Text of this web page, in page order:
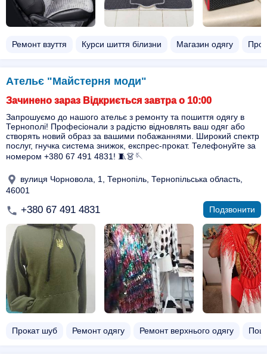
Ремонт взуття Курси шиття білизни Магазин одягу
Ательє "Майстерня моди"
Зачинено зараз Відкриється завтра о 10:00
Запрошуємо до нашого ательє з ремонту та пошиття одягу в
Тернополі! Професіонали з радістю відновлять ваш одяг або
створять новий образ за вашими побажаннями. Широкий спектр
послуг, гнучка система знижок, експрес-прокат. Телефонуйте за
номером +380 67 491 4831! 🧵👗🪡
вулиця Чорновола, 1, Тернопіль, Тернопільська область,
46001
+380 67 491 4831 Подзвонити
Прокат шуб Ремонт одягу Ремонт верхнього одягу